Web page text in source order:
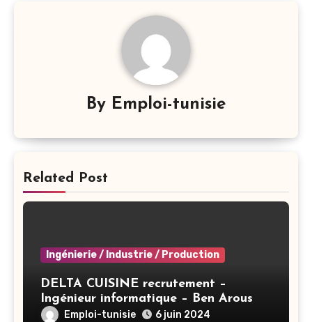
By Emploi-tunisie
Related Post
Ingénierie / Industrie / Production
DELTA CUISINE recrutement –
Ingénieur informatique – Ben Arous
Emploi-tunisie 6 juin 2024